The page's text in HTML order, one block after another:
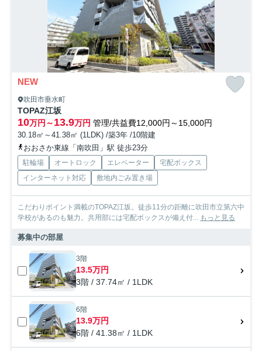
NEW
吹田市垂水町
TOPAZ江坂
10万円～13.9万円 管理/共益費12,000円～15,000円
30.18㎡～41.38㎡ (1LDK) /築3年 /10階建
おおさか東線「南吹田」駅 徒歩23分
駐輪場 オートロック エレベーター
宅配ボックス
インターネット対応
敷地内ごみ置き場
こだわりポイント満載のTOPAZ江坂。徒歩11分の距離に吹田市立第六中
学校があるのも魅力。共用部には宅配ボックスが備え付... もっと見る
募集中の部屋
3階
13.5万円
3階 / 37.74㎡ / 1LDK
6階
13.9万円
6階 / 41.38㎡ / 1LDK